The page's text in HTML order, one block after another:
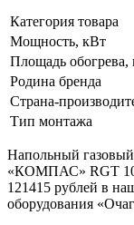
Категория товара
Мощность, кВт
Площадь обогрева,
Родина бренда
Страна-
Тип монтажа
Напольный
«КОМПАС» RGT
121415 рублей в
оборудования